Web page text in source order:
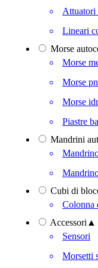
Attuatori
Lineari
Morse
Morse
Morse
Morse
Piastre
Mandrini
Cubi di
Colonna
Accessori ▲
Sensori
Morsetti